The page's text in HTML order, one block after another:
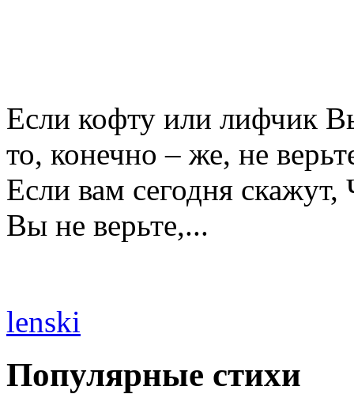
Если кофту или лифчик
то, конечно – же, не
Если вам сегодня скажут,
Вы не верьте,...
lenski
Популярные стихи